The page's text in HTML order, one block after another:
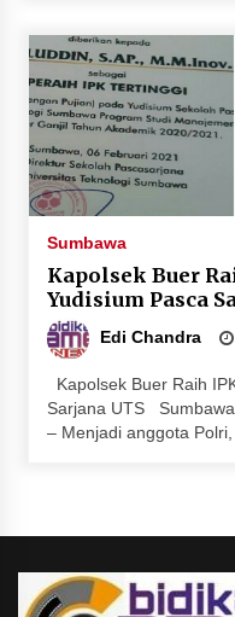
BAZNAS Kabupaten
Program 100 Mustahik
Santong
4 minggu ago
Dosen UTS Siap
Pelatihan PDPP 2026 Bali
Terapkan “Polantas
Sumbawa Berupaya
Kepolisian yang
4 minggu ago
Capaian Program
Sumbawa Terus
Sumbawa
Kapolsek Buer
Yudisium Pasca
Edi Chandra
Kapolsek Buer Raih
Sarjana UTS
– Menjadi anggota